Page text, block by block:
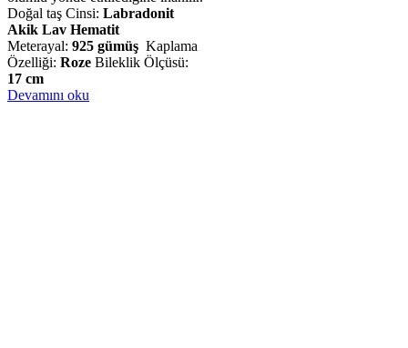
Doğal taş Cinsi: Labradonit
Akik Lav Hematit
Meterayal: 925 gümüş Kaplama
Özelliği: Roze Bileklik Ölçüsü:
17 cm
Devamını oku